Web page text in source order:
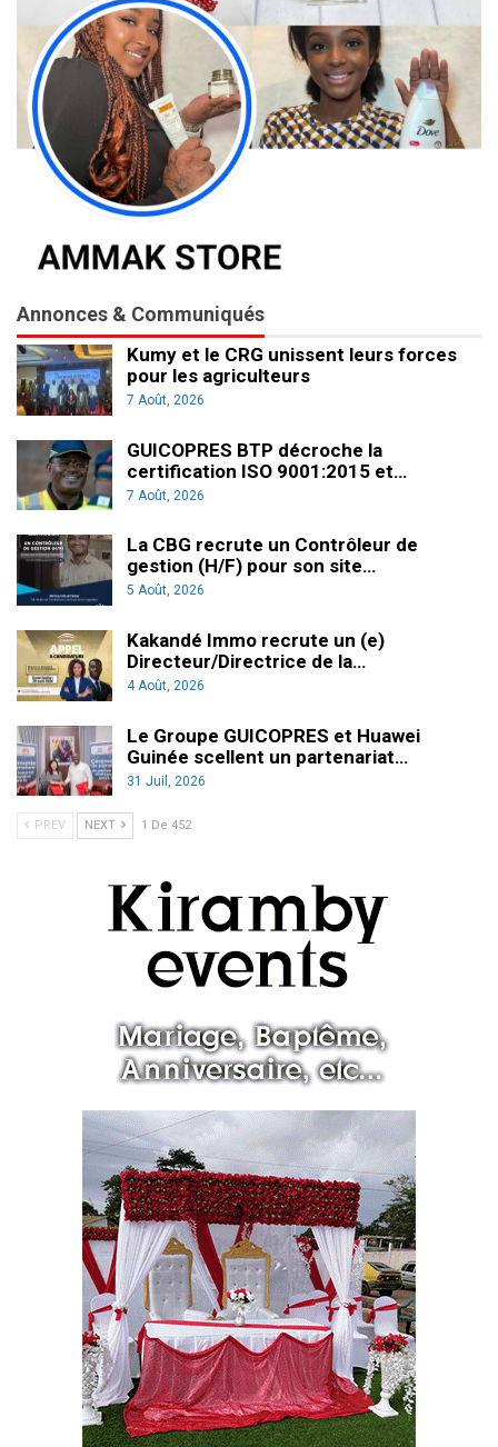
Annonces & Communiqués
Kumy et le CRG unissent leurs forces
pour les agriculteurs
7 Août, 2026
GUICOPRES BTP décroche la
certification ISO 9001:2015 et…
7 Août, 2026
La CBG recrute un Contrôleur de
gestion (H/F) pour son site…
5 Août, 2026
Kakandé Immo recrute un (e)
Directeur/Directrice de la…
4 Août, 2026
Le Groupe GUICOPRES et Huawei
Guinée scellent un partenariat…
31 Juil, 2026
PREV NEXT 1 De 452